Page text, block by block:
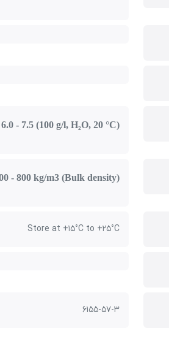
6.0 - 7.5 (100 g/l, H₂O, 20 °C)
- 800 kg/m3 (Bulk density)
Store at +15°C to +25°C
6155-57-3